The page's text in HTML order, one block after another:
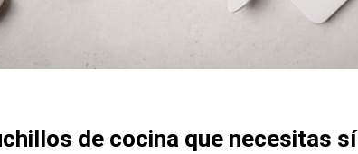
de cocina que necesitas